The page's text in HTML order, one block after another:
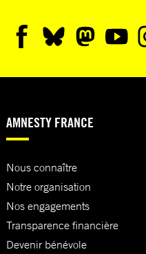
AMNESTY FRANCE
Nous connaître
Notre organisation
Nos engagements
Transparence financière
Devenir bénévole